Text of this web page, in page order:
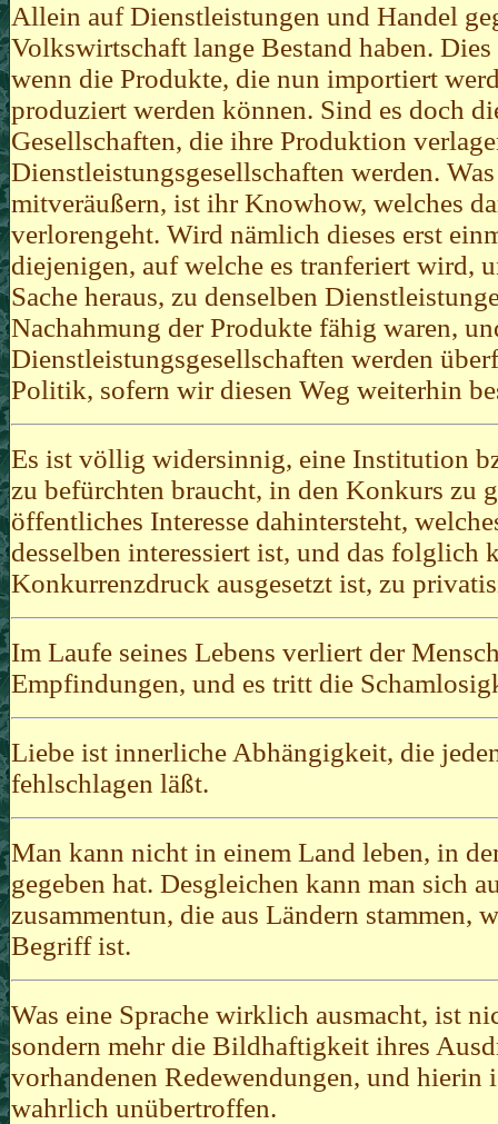
Allein auf Dienstleistungen und Handel
Volkswirtschaft lange Bestand haben.
wenn die Produkte, die nun importiert
produziert werden können. Sind es doch
Gesellschaften, die ihre Produktion
Dienstleistungsgesellschaften werden.
mitveräußern, ist ihr Knowhow, welches
verlorengeht. Wird nämlich dieses erst
diejenigen, auf welche es tranferiert wird,
Sache heraus, zu denselben
Nachahmung der Produkte fähig waren,
Dienstleistungsgesellschaften werden
Politik, sofern wir diesen Weg weiterhin
Es ist völlig widersinnig, eine Institution
zu befürchten braucht, in den Konkurs zu
öffentliches Interesse dahintersteht,
desselben interessiert ist, und das folglich
Konkurrenzdruck ausgesetzt ist, zu
Im Laufe seines Lebens verliert der
Empfindungen, und es tritt die
Liebe ist innerliche Abhängigkeit, die
fehlschlagen läßt.
Man kann nicht in einem Land leben, in
gegeben hat. Desgleichen kann man sich
zusammentun, die aus Ländern stammen,
Begriff ist.
Was eine Sprache wirklich ausmacht, ist
sondern mehr die Bildhaftigkeit ihres
vorhandenen Redewendungen, und hierin
wahrlich unübertroffen.